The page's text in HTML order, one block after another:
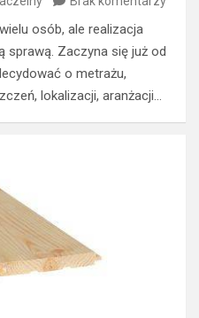
osób, ale realizacja
sprawą. Zaczyna się już od
o metrażu,
lokalizacji, aranżacji…